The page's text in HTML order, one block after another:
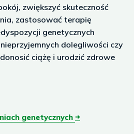
zwiększyć skuteczność
zastosować terapię
genetycznych
dolegliwości czy
ciążę i urodzić zdrowe
genetycznych ➜